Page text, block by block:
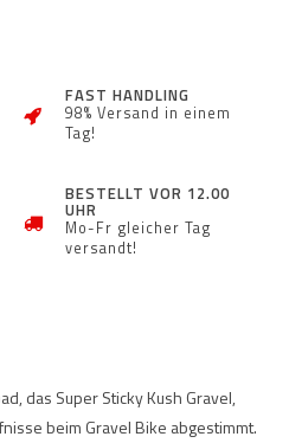
FAST HANDLING
98% Versand in einem
Tag!
BESTELLT VOR 12.00
UHR
Mo-Fr gleicher Tag
versandt!
das Super Sticky Kush Gravel,
beim Gravel Bike abgestimmt.